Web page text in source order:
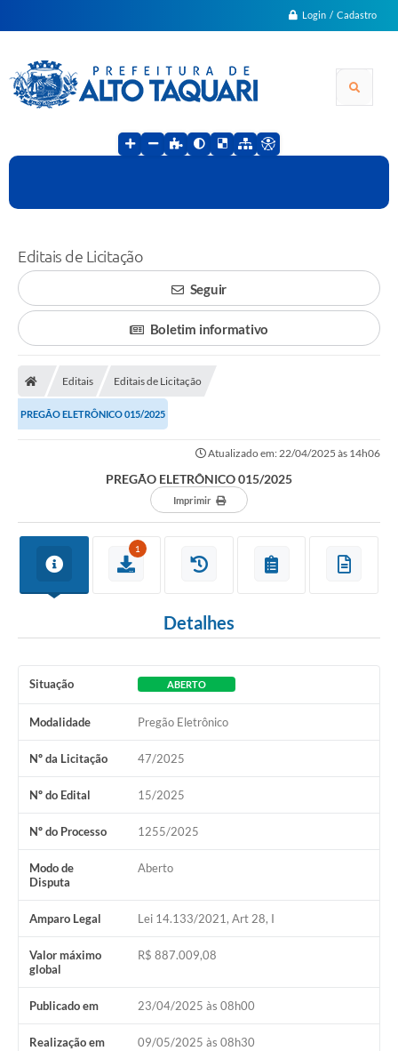
Login / Cadastro
Editais de Licitação
Seguir
Boletim informativo
Editais Editais de Licitação
PREGÃO ELETRÔNICO 015/2025
Atualizado em: 22/04/2025 às 14h06
PREGÃO ELETRÔNICO 015/2025
Imprimir
1
Detalhes
Situação ABERTO
Modalidade Pregão Eletrônico
Nº da Licitação 47/2025
Nº do Edital 15/2025
Nº do Processo 1255/2025
Modo de
Disputa
Aberto
Amparo Legal Lei 14.133/2021, Art 28, I
Valor máximo
global
R$ 887.009,08
Publicado em 23/04/2025 às 08h00
Realização em 09/05/2025 às 08h30